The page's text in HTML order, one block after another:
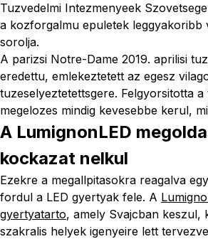
Tuzvedelmi Intezmenyeek
a kozforgalmu epuletek leggyakoribb
sorolja.
A parizsi Notre-Dame 2019. aprilisi
eredettu, emlekeztetett az egesz
tuzeselyeztetettsgere. Felgyorsitotta a
megelozes mindig kevesebbe kerul,
A LumignonLED
kockazat nelkul
Ezekre a megallpitasokra reagalva
fordul a LED gyertyak fele. A
gyertyatarto, amely Svajcban keszul,
szakralis helyek igenyeire lett